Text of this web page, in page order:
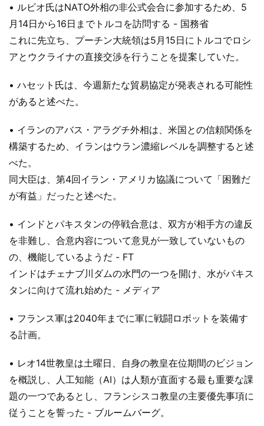
• ルビオ氏はNATO外相の非公式会合に参加するため、5
月14日から16日までトルコを訪問する - 国務省
これに先立ち、プーチン大統領は5月15日にトルコでロシ
アとウクライナの直接交渉を行うことを提案していた。
• ハセット氏は、今週新たな貿易協定が発表される可能性
があると述べた。
• イランのアバス・アラグチ外相は、米国との信頼関係を
構築するため、イランはウラン濃縮レベルを調整すると述
べた。
同大臣は、第4回イラン・アメリカ協議について「困難だ
が有益」だったと述べた。
• インドとパキスタンの停戦合意は、双方が相手方の違反
を非難し、合意内容について意見が一致していないもの
の、機能しているようだ - FT
インドはチェナブ川ダムの水門の一つを開け、水がパキス
タンに向けて流れ始めた - メディア
• フランス軍は2040年までに軍に戦闘ロボットを装備す
る計画。
• レオ14世教皇は土曜日、自身の教皇在位期間のビジョン
を概説し、人工知能（AI）は人類が直面する最も重要な課
題の一つであるとし、フランシスコ教皇の主要優先事項に
従うことを誓った - ブルームバーグ。